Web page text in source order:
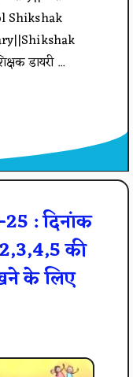
Shikshak
डायरी ...
: दिनांक
की
के लिए